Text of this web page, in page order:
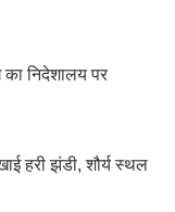
का निदेशालय पर
हरी झंडी, शौर्य स्थल